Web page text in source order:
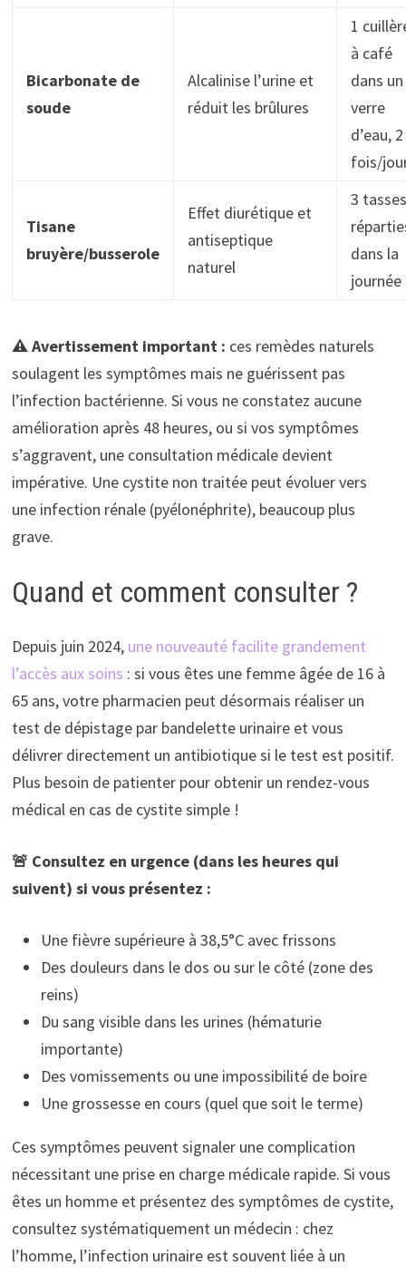
Bicarbonate de
soude
Alcalinise l’urine et
réduit les brûlures
1
à café
dans un
verre
d’eau, 2
fois/
Tisane
bruyère/busserole
Effet diurétique et
antiseptique
naturel
3 tasses
dans la
journée
⚠️ Avertissement important : ces remèdes naturels
soulagent les symptômes mais ne guérissent pas
l’infection bactérienne. Si vous ne constatez aucune
amélioration après 48 heures, ou si vos symptômes
s’aggravent, une consultation médicale devient
impérative. Une cystite non traitée peut évoluer vers
une infection rénale (pyélonéphrite), beaucoup plus
grave.
Quand et comment consulter ?
Depuis juin 2024, une nouveauté facilite grandement
l’accès aux soins : si vous êtes une femme âgée de 16 à
65 ans, votre pharmacien peut désormais réaliser un
test de dépistage par bandelette urinaire et vous
délivrer directement un antibiotique si le test est positif.
Plus besoin de patienter pour obtenir un rendez-vous
médical en cas de cystite simple !
🚨 Consultez en urgence (dans les heures qui
suivent) si vous présentez :
Une fièvre supérieure à 38,5°C avec frissons
Des douleurs dans le dos ou sur le côté (zone des
reins)
Du sang visible dans les urines (hématurie
importante)
Des vomissements ou une impossibilité de boire
Une grossesse en cours (quel que soit le terme)
Ces symptômes peuvent signaler une complication
nécessitant une prise en charge médicale rapide. Si vous
êtes un homme et présentez des symptômes de cystite,
consultez systématiquement un médecin : chez
l’homme, l’infection urinaire est souvent liée à un